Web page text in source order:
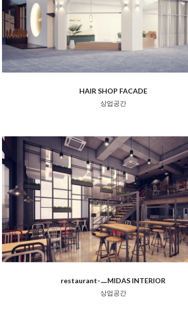
HAIR SHOP FACADE
상업공간
restaurant-ㅡMIDAS INTERIOR
상업공간